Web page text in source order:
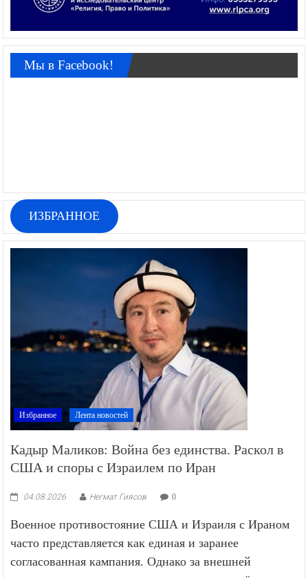
Мы в Facebook!
ИЗБРАННОЕ
Избранное Лента новостей
Кадыр Маликов: Война без единства. Раскол в
США и споры с Израилем по Иран
04.08.2026 Негмат Гиясов 0
Военное противостояние США и Израиля с Ираном
часто представляется как единая и заранее
согласованная кампания. Однако за внешней